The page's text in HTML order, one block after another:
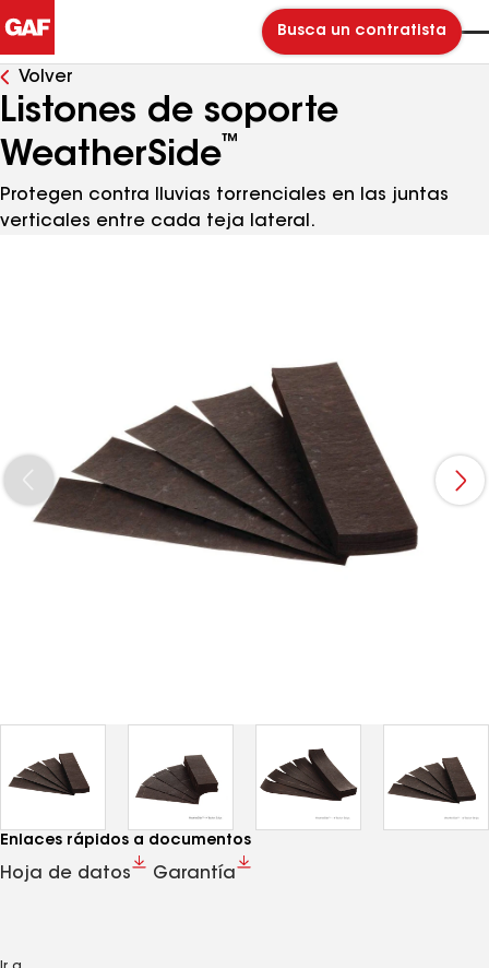
Busca un contratista
Volver
Listones de soporte
WeatherSide™
Protegen contra lluvias torrenciales en las juntas
verticales entre cada teja lateral.
Enlaces rápidos a documentos
Hoja de datos Garantía